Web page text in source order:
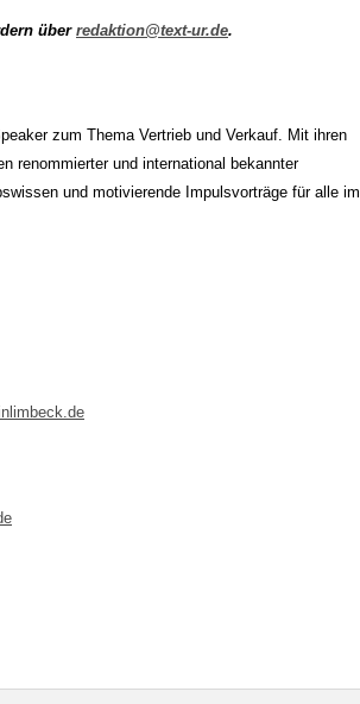
über redaktion@text-ur.de.
zum Thema Vertrieb und Verkauf. Mit ihren
renommierter und international bekannter
und motivierende Impulsvorträge für alle im